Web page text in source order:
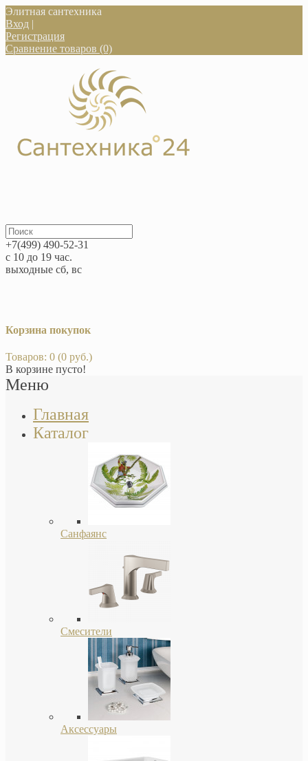
Элитная сантехника
Вход |
Регистрация
Сравнение товаров (0)
+7(499) 490-52-31
с 10 до 19 час.
выходные сб, вс
Корзина покупок
Товаров: 0 (0 руб.)
В корзине пусто!
Меню
Главная
Каталог
Санфаянс
Смесители
Аксессуары